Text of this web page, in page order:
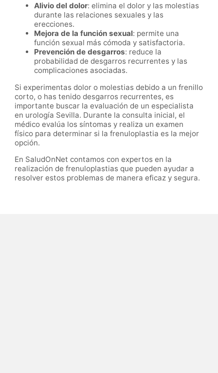
Alivio del dolor: elimina el dolor y las molestias
durante las relaciones sexuales y las
erecciones.
Mejora de la función sexual: permite una
función sexual más cómoda y satisfactoria.
Prevención de desgarros: reduce la
probabilidad de desgarros recurrentes y las
complicaciones asociadas.
Si experimentas dolor o molestias debido a un frenillo
corto, o has tenido desgarros recurrentes, es
importante buscar la evaluación de un especialista
en urología Sevilla. Durante la consulta inicial, el
médico evalúa los síntomas y realiza un examen
físico para determinar si la frenuloplastia es la mejor
opción.
En SaludOnNet contamos con expertos en la
realización de frenuloplastias que pueden ayudar a
resolver estos problemas de manera eficaz y segura.